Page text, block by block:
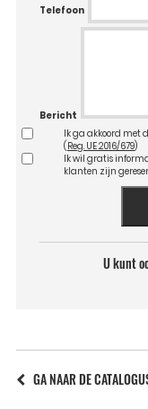
Telefoon
Bericht
Ik ga akkoord
( Reg. UE 2016/679)
Ik wil gratis
klanten zijn
U kunt
GA NAAR DE